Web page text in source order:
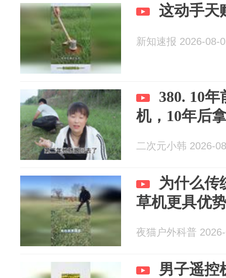
这动手天
新知速报 2026-08-
380. 10
机，10年后
二次元小韩 2026-
为什么传
草机更具优
夜猫户外科普
男子遥控